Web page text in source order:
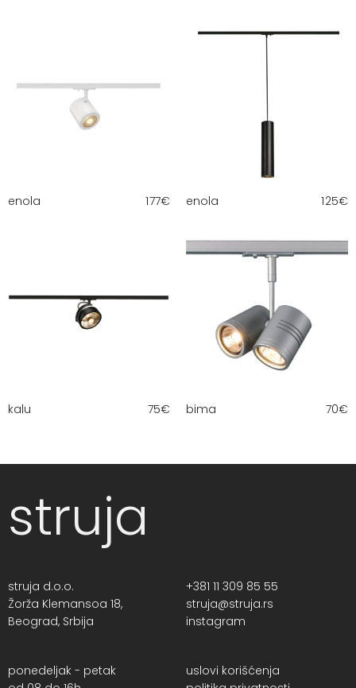
enola 177€ enola 125€
kalu 75€ bima 70€
struja
struja d.o.o.
Žorža Klemansoa 18,
Beograd, Srbija
+381 11 309 85 55
struja@struja.rs
instagram
ponedeljak - petak
uslovi korišćenja